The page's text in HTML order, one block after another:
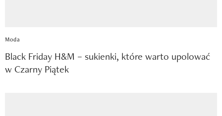
Moda
Black Friday H&M – sukienki, które warto upolować
w Czarny Piątek